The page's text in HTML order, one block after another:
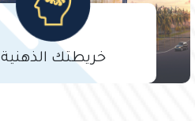
خريطتك الذهنية